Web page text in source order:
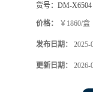
货号： DM-X6504
价格： ￥1860/盒
发布日期： 2025-
更新日期： 2026-